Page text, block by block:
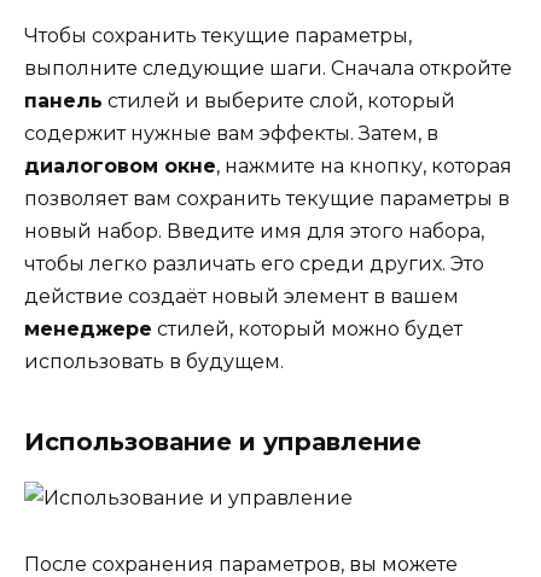
Чтобы сохранить текущие параметры,
выполните следующие шаги. Сначала откройте
панель стилей и выберите слой, который
содержит нужные вам эффекты. Затем, в
диалоговом окне, нажмите на кнопку, которая
позволяет вам сохранить текущие параметры в
новый набор. Введите имя для этого набора,
чтобы легко различать его среди других. Это
действие создаёт новый элемент в вашем
менеджере стилей, который можно будет
использовать в будущем.
Использование и управление
После сохранения параметров, вы можете